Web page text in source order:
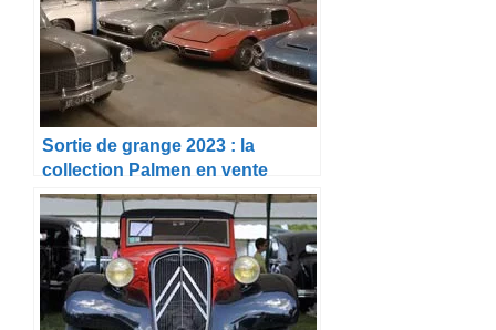
Sortie de grange 2023 : la
collection Palmen en vente